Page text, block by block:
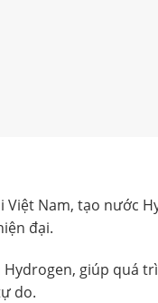
Nam, tạo nước
đại.
giúp quá
do.